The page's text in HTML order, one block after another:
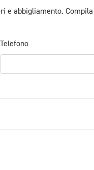
e abbigliamento.
Telefono